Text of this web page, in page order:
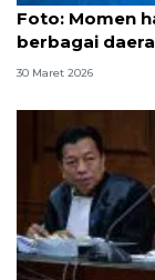
Foto: Momen
berbagai
30 Maret 2026